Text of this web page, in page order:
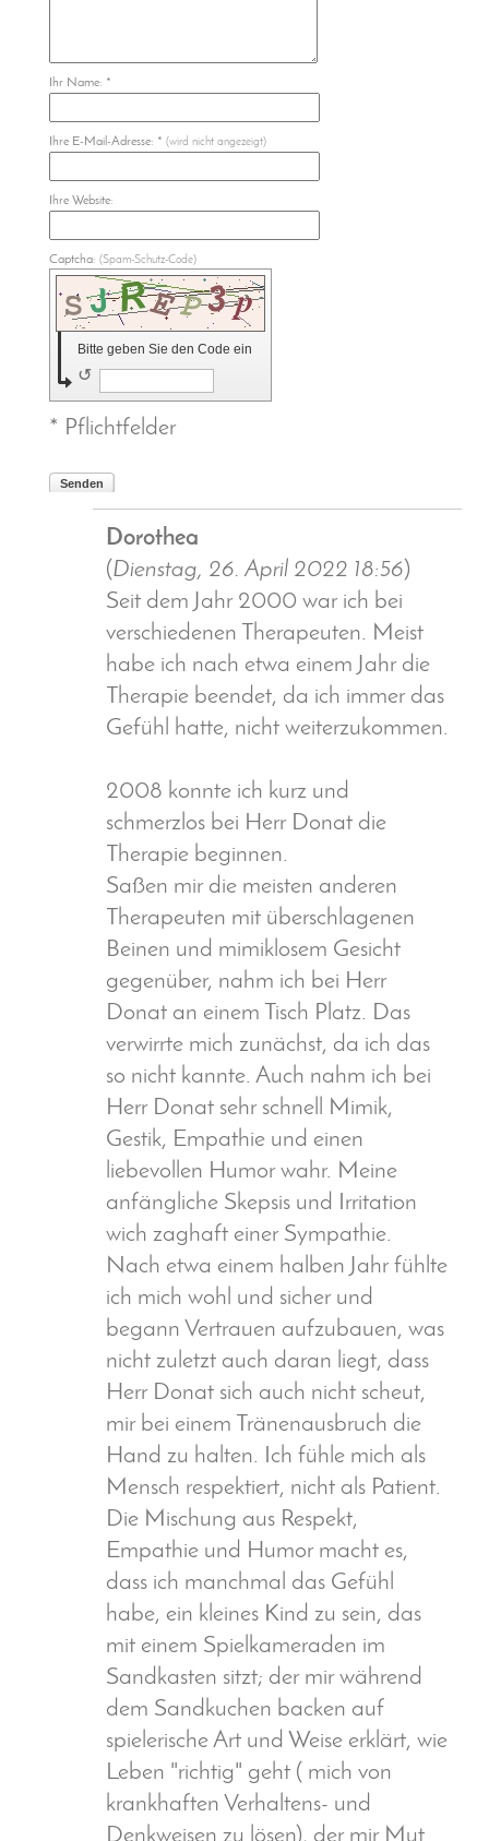
Ihr Name: *
Ihre E-Mail-Adresse: * (wird nicht angezeigt)
Ihre Website:
Captcha: (Spam-Schutz-Code)
Bitte geben Sie den Code ein
↺
* Pflichtfelder
Senden
Dorothea
(Dienstag, 26. April 2022 18:56)
Seit dem Jahr 2000 war ich bei
verschiedenen Therapeuten. Meist
habe ich nach etwa einem Jahr die
Therapie beendet, da ich immer das
Gefühl hatte, nicht weiterzukommen.
2008 konnte ich kurz und
schmerzlos bei Herr Donat die
Therapie beginnen.
Saßen mir die meisten anderen
Therapeuten mit überschlagenen
Beinen und mimiklosem Gesicht
gegenüber, nahm ich bei Herr
Donat an einem Tisch Platz. Das
verwirrte mich zunächst, da ich das
so nicht kannte. Auch nahm ich bei
Herr Donat sehr schnell Mimik,
Gestik, Empathie und einen
liebevollen Humor wahr. Meine
anfängliche Skepsis und Irritation
wich zaghaft einer Sympathie.
Nach etwa einem halben Jahr fühlte
ich mich wohl und sicher und
begann Vertrauen aufzubauen, was
nicht zuletzt auch daran liegt, dass
Herr Donat sich auch nicht scheut,
mir bei einem Tränenausbruch die
Hand zu halten. Ich fühle mich als
Mensch respektiert, nicht als Patient.
Die Mischung aus Respekt,
Empathie und Humor macht es,
dass ich manchmal das Gefühl
habe, ein kleines Kind zu sein, das
mit einem Spielkameraden im
Sandkasten sitzt; der mir während
dem Sandkuchen backen auf
spielerische Art und Weise erklärt, wie
Leben "richtig" geht ( mich von
krankhaften Verhaltens- und